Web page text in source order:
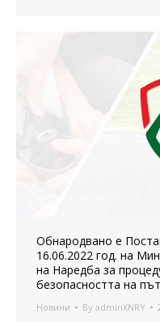
Oбнародвано е
16.06.2022 год. на
на Наредба за
безопасността на
Новини By adminXNRY